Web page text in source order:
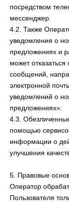
посредством
мессенджер.
4.2. Также
уведомления о
предложениях и
может
сообщений,
электронной
уведомлений о
предложениях».
4.3.
помощью
информации о
улучшения
5. Правовые
Оператор
Пользователя